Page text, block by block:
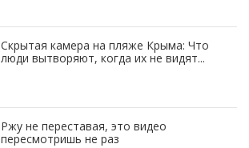
Скрытая камера на пляже Крыма: Что
люди вытворяют, когда их не видят...
Ржу не переставая, это видео
пересмотришь не раз